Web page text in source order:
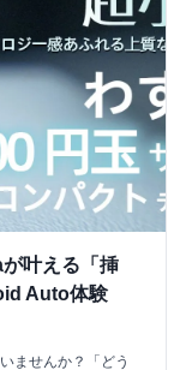
叶える「挿
Auto体験
ませんか？「どう